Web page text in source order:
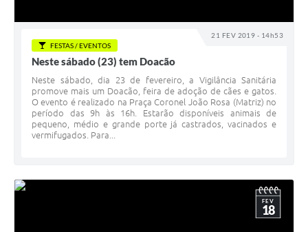
21 FEV 2019 - 14h53
FESTAS / EVENTOS
Neste sábado (23) tem Doacão
Neste sábado, dia 23 de fevereiro, a Vigilância Sanitária
promove mais um Doacão, feira de adoção de cães e gatos.
O evento é realizado na Praça Coronel João Rosa (Matriz) no
período das 9h às 16h. Estarão disponíveis animais de
pequeno, médio e grande porte já castrados, vacinados e
vermifugados. Para...
FEV
18